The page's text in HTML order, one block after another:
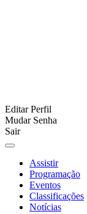
Editar Perfil
Mudar Senha
Sair
Assistir
Programação
Eventos
Classificações
Notícias